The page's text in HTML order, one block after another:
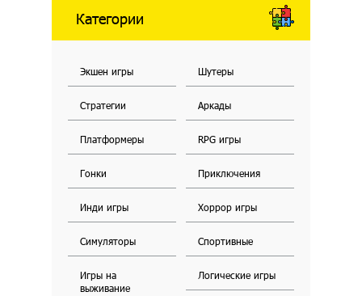
Категории
Экшен игры Шутеры
Стратегии Аркады
Платформеры RPG игры
Гонки Приключения
Инди игры Хоррор игры
Симуляторы Спортивные
Игры на
выживание
Логические игры